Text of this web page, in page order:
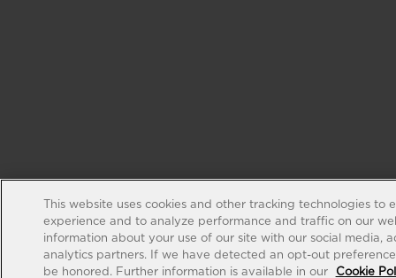
This website uses cookies and other tracking technologies to
experience and to analyze performance and traffic on our
information about your use of our site with our social media,
analytics partners. If we have detected an opt-out
be honored. Further information is available in our
Cookie